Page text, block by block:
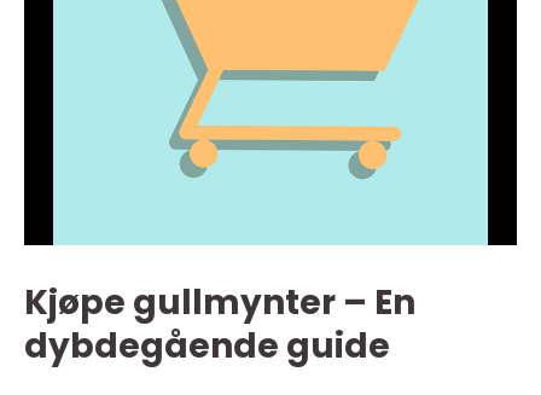
Kjøpe gullmynter – En
dybdegående guide